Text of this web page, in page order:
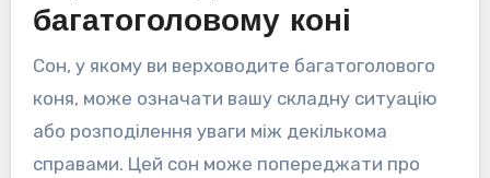
багатоголовому коні
Сон, у якому ви верховодите багатоголового
коня, може означати вашу складну ситуацію
або розподілення уваги між декількома
справами. Цей сон може попереджати про